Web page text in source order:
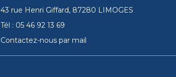
43 rue Henri Giffard, 87280 LIMOGES
Tél : 05 46 92 13 69
Contactez-nous par mail